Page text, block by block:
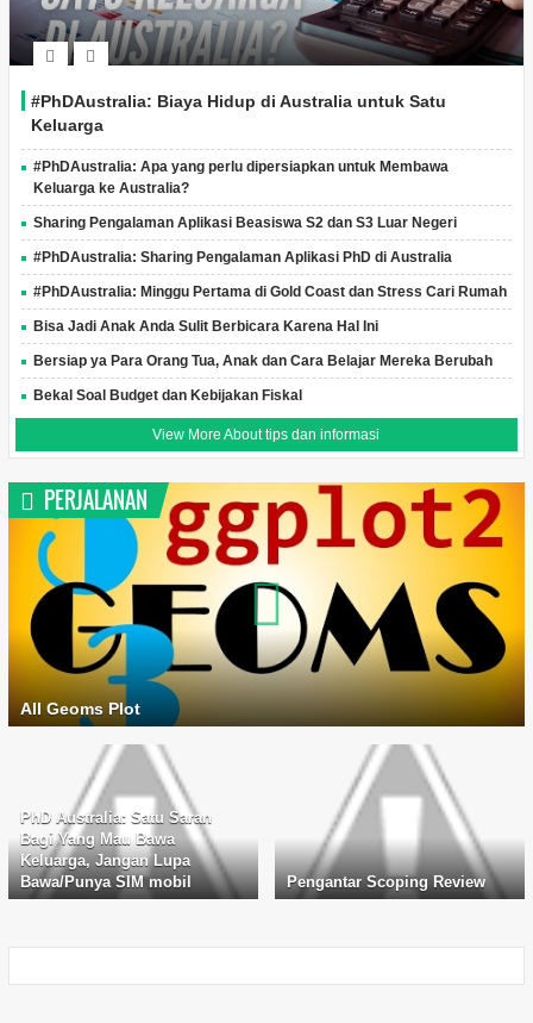
#PhDAustralia: Biaya Hidup di Australia untuk Satu
Keluarga
#PhDAustralia: Apa yang perlu dipersiapkan untuk Membawa
Keluarga ke Australia?
Sharing Pengalaman Aplikasi Beasiswa S2 dan S3 Luar Negeri
#PhDAustralia: Sharing Pengalaman Aplikasi PhD di Australia
#PhDAustralia: Minggu Pertama di Gold Coast dan Stress Cari Rumah
Bisa Jadi Anak Anda Sulit Berbicara Karena Hal Ini
Bersiap ya Para Orang Tua, Anak dan Cara Belajar Mereka Berubah
Bekal Soal Budget dan Kebijakan Fiskal
View More About tips dan informasi
PERJALANAN
All Geoms Plot
PhD Australia: Satu Saran
Bagi Yang Mau Bawa
Keluarga, Jangan Lupa
Bawa/Punya SIM mobil
Pengantar Scoping Review